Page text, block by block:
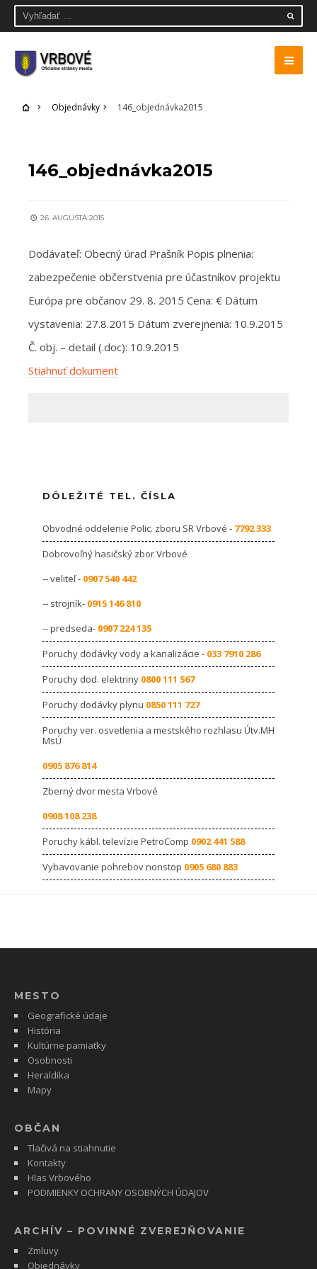
Objednávky 146_objednávka2015
146_objednávka2015
26. AUGUSTA 2015
Dodávateľ: Obecný úrad Prašník Popis plnenia:
zabezpečenie občerstvenia pre účastníkov projektu
Európa pre občanov 29. 8. 2015 Cena: € Dátum
vystavenia: 27.8.2015 Dátum zverejnenia: 10.9.2015
Č. obj. – detail (.doc): 10.9.2015
Stiahnuť dokument
DÔLEŽITÉ TEL. ČÍSLA
Obvodné oddelenie Polic. zboru SR Vrbové - 7792 333
Dobrovoľný hasičský zbor Vrbové
-- veliteľ - 0907 540 442
-- strojník- 0915 146 810
-- predseda- 0907 224 135
Poruchy dodávky vody a kanalizácie - 033 7910 286
Poruchy dod. elektriny 0800 111 567
Poruchy dodávky plynu 0850 111 727
Poruchy ver. osvetlenia a mestského rozhlasu Útv.MH
MsÚ
0905 876 814
Zberný dvor mesta Vrbové
0908 108 238
Poruchy kábl. televízie PetroComp 0902 441 588
Vybavovanie pohrebov nonstop 0905 680 883
MESTO
Geografické údaje
História
Kultúrne pamiatky
Osobnosti
Heraldika
Mapy
OBČAN
Tlačivá na stiahnutie
Kontakty
Hlas Vrbového
PODMIENKY OCHRANY OSOBNÝCH ÚDAJOV
ARCHÍV – POVINNÉ ZVEREJŇOVANIE
Zmluvy
Objednávky